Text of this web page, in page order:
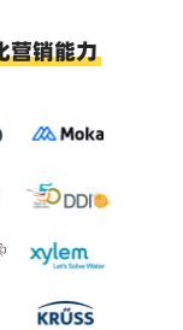
营销能力